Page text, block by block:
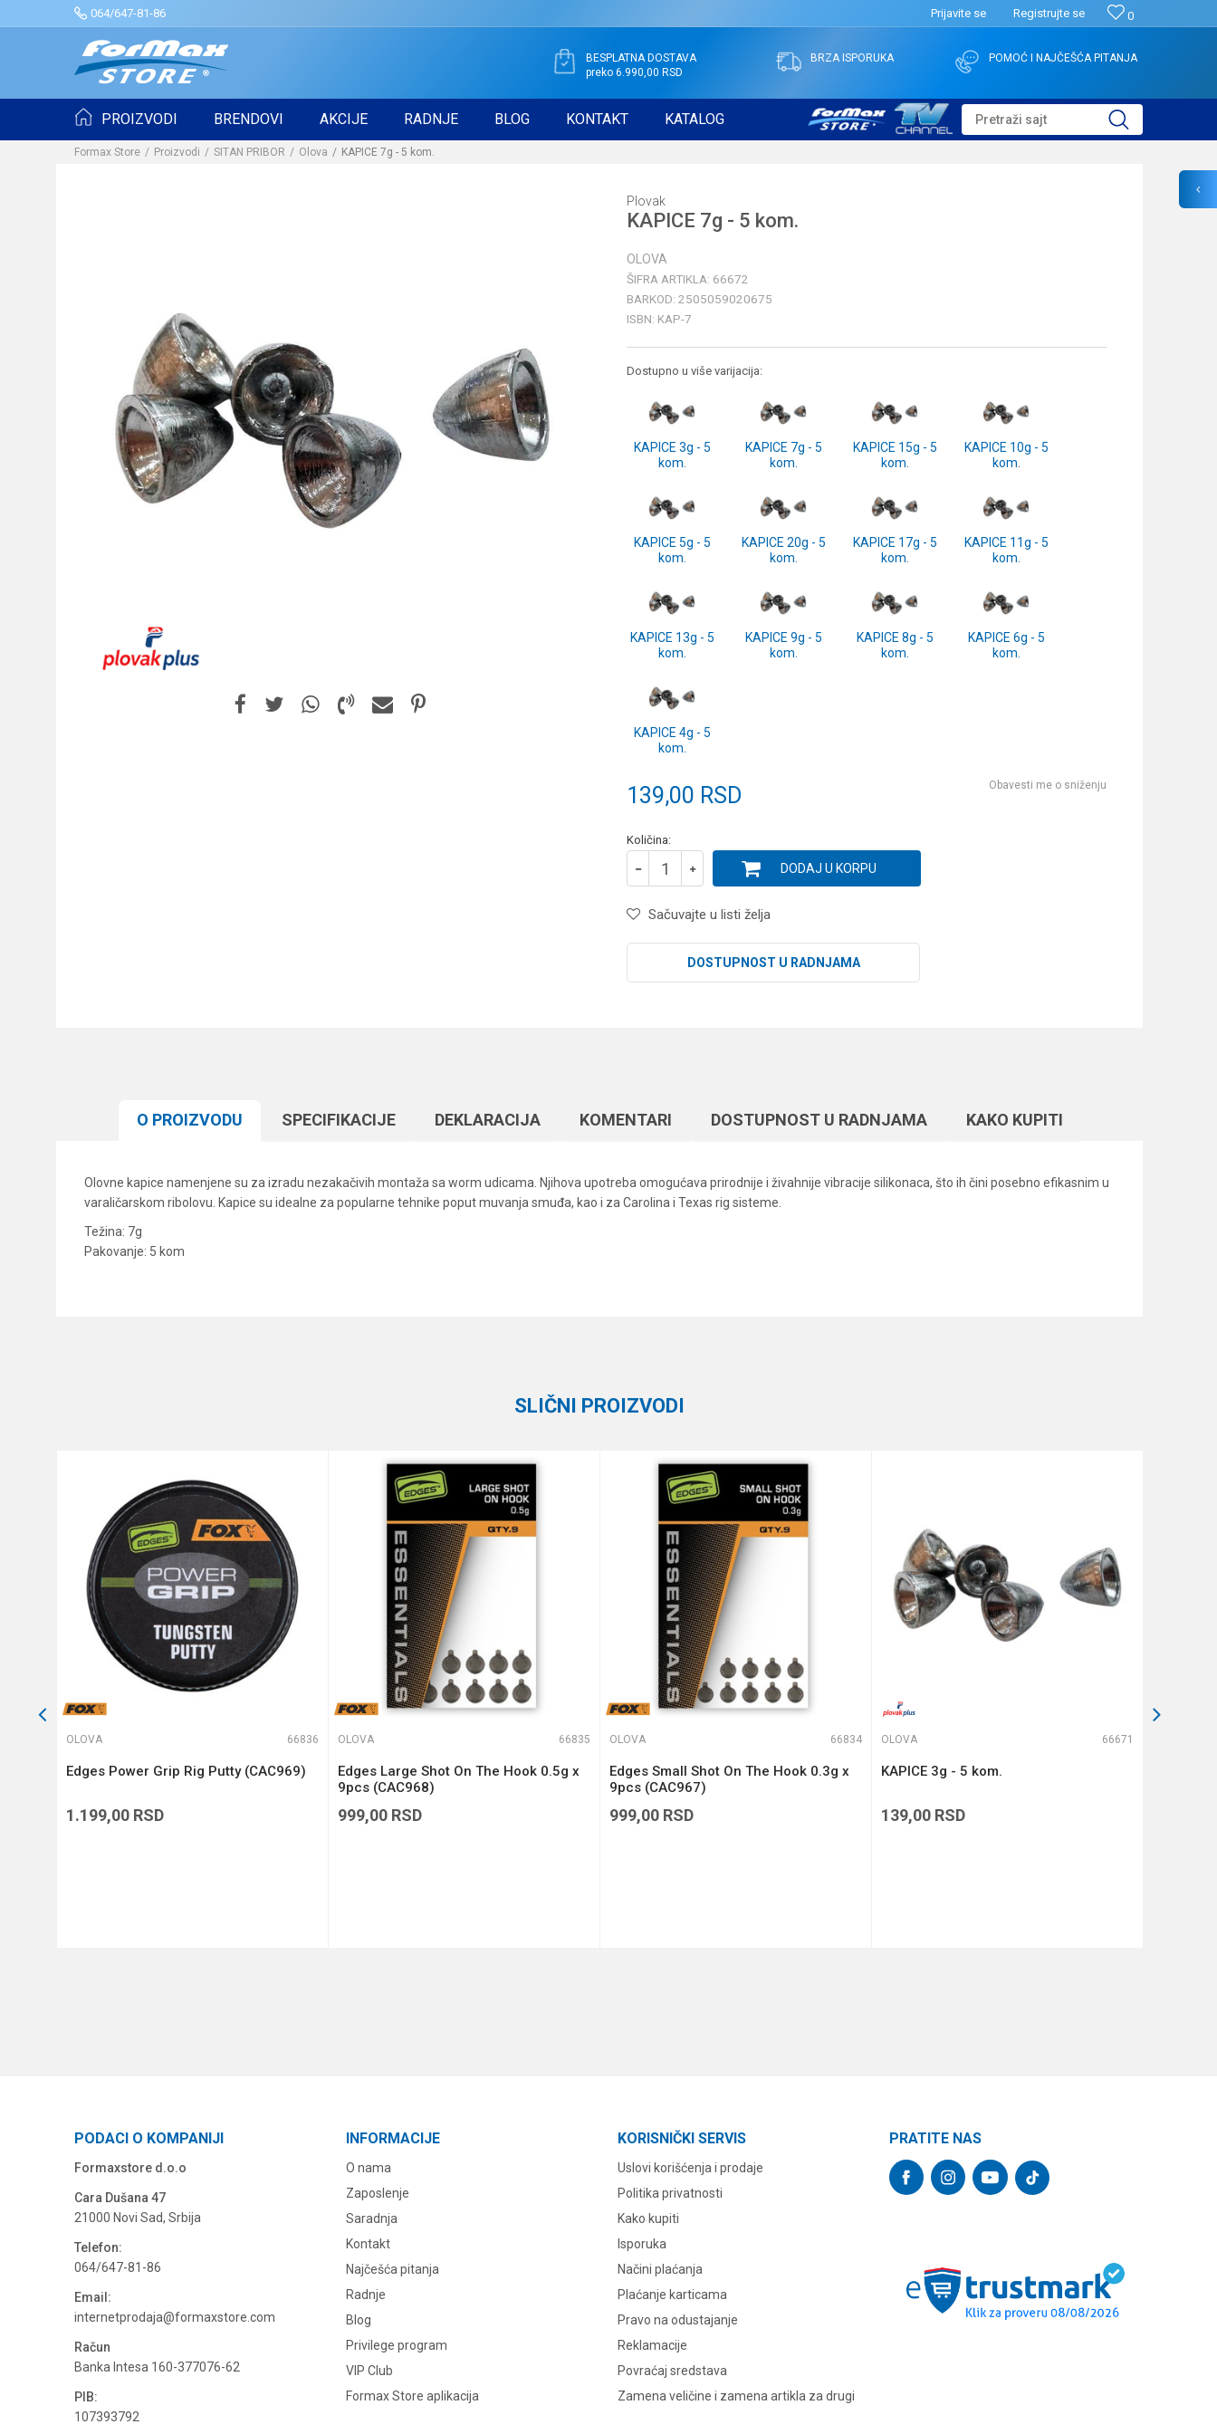
064/647-81-86 0
Prijavite se Registrujte se
BESPLATNA DOSTAVA
preko 6.990,00 RSD
BRZA ISPORUKA POMOĆ I NAJČEŠĆA PITANJA
PROIZVODI BRENDOVI AKCIJE RADNJE BLOG KONTAKT KATALOG Pretraži sajt
Formax Store Proizvodi SITAN PRIBOR Olova KAPICE 7g - 5 kom.
Plovak
KAPICE 7g - 5 kom.
OLOVA
ŠIFRA ARTIKLA: 66672
BARKOD: 2505059020675
ISBN: KAP-7
Dostupno u više varijacija:
KAPICE 3g - 5
kom.
KAPICE 7g - 5
kom.
KAPICE 15g - 5
kom.
KAPICE 10g - 5
kom.
KAPICE 5g - 5
kom.
KAPICE 20g - 5
kom.
KAPICE 17g - 5
kom.
KAPICE 11g - 5
kom.
KAPICE 13g - 5
kom.
KAPICE 9g - 5
kom.
KAPICE 8g - 5
kom.
KAPICE 6g - 5
kom.
KAPICE 4g - 5
kom.
139,00 RSD Obavesti me o sniženju
Količina:
DODAJ U KORPU
Sačuvajte u listi želja
DOSTUPNOST U RADNJAMA
O PROIZVODU SPECIFIKACIJЕ DEKLARACIJA KOMENTARI DOSTUPNOST U RADNJAMA KAKO KUPITI
Olovne kapice namenjene su za izradu nezakačivih montaža sa worm udicama. Njihova upotreba omogućava prirodnije i živahnije vibracije silikonaca, što ih čini posebno efikasnim u
varaličarskom ribolovu. Kapice su idealne za popularne tehnike poput muvanja smuđa, kao i za Carolina i Texas rig sisteme.
Težina: 7g
Pakovanje: 5 kom
Anti-spam zaštita - izračunajte koliko je 9 - 4 :
POŠALJI
SLIČNI PROIZVODI
OLOVA 66836
Edges Power Grip Rig Putty (CAC969)
1.199,00 RSD
OLOVA 66835
Edges Large Shot On The Hook 0.5g x
9pcs (CAC968)
999,00 RSD
OLOVA 66834
Edges Small Shot On The Hook 0.3g x
9pcs (CAC967)
999,00 RSD
OLOVA 66671
KAPICE 3g - 5 kom.
139,00 RSD
PODACI O KOMPANIJI
Formaxstore d.o.o
Cara Dušana 47
21000 Novi Sad, Srbija
Telefon:
064/647-81-86
Email:
internetprodaja@formaxstore.com
Račun
Banka Intesa 160-377076-62
PIB:
107393792
INFORMACIJE
O nama
Zaposlenje
Saradnja
Kontakt
Najčešća pitanja
Radnje
Blog
Privilege program
VIP Club
Formax Store aplikacija
KORISNIČKI SERVIS
Uslovi korišćenja i prodaje
Politika privatnosti
Kako kupiti
Isporuka
Načini plaćanja
Plaćanje karticama
Pravo na odustajanje
Reklamacije
Povraćaj sredstava
Zamena veličine i zamena artikla za drugi
PRATITE NAS